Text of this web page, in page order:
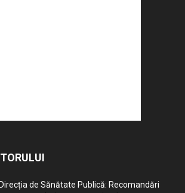
Direcția de Sănătate Publică: Recomandări